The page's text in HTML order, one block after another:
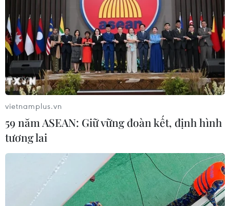
vietnamplus.vn
59 năm ASEAN: Giữ vững đoàn kết, định hình
tương lai